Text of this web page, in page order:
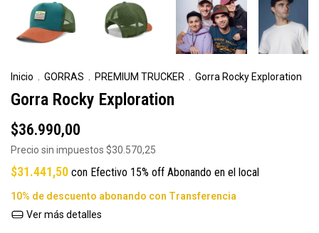
Inicio GORRAS PREMIUM TRUCKER Gorra Rocky Exploration
Gorra Rocky Exploration
$36.990,00
Precio sin impuestos $30.570,25
$31.441,50 con Efectivo 15% off Abonando en el local
Ver más detalles